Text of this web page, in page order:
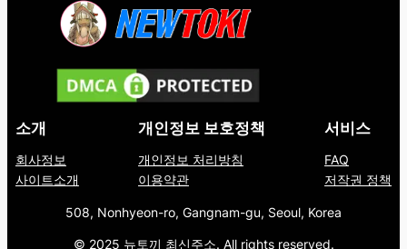
소개
회사정보
사이트소개
개인정보 보호정책
개인정보 처리방침
이용약관
서비스
FAQ
저작권 정책
508, Nonhyeon-ro, Gangnam-gu, Seoul, Korea
© 2025 뉴토끼 최신주소. All rights reserved.